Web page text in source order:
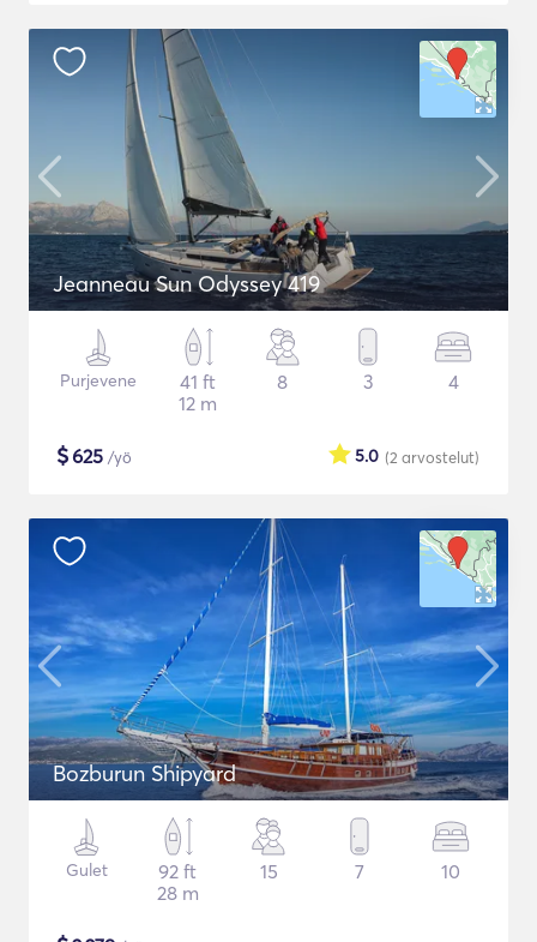
Jeanneau Sun Odyssey 419
Purjevene
41 ft
12 m
8 3 4
$625 /yö (2 arvostelut)
5.0
Bozburun Shipyard
Gulet
92 ft
28 m
15 7 10